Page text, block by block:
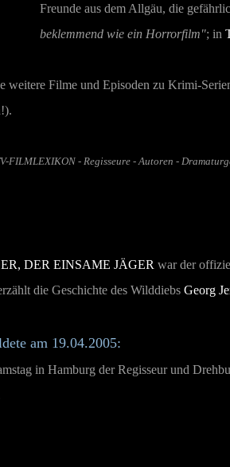
Freunde aus dem Allgäu, die
beklemmend wie ein Horrorfilm"; in
weitere Filme und Episoden zu Krimi-
FILMLEXIKON - Regisseure - Autoren -
DER EINSAME JÄGER war der
die Geschichte des Wilddiebs Georg
am 19.04.2005:
in Hamburg der Regisseur und